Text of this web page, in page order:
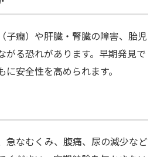
子癇）や肝臓・腎臓の障害、胎児
がる恐れがあります。早期発見で
安全性を高められます。
急なむくみ、腹痛、尿の減少など